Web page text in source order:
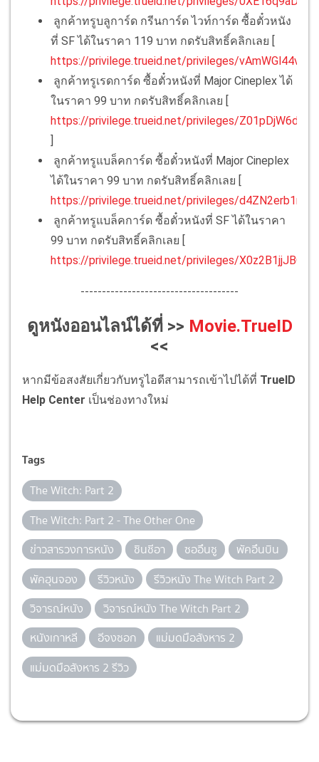
ลูกค้าทรูบลูการ์ด กรีนการ์ด ไวท์การ์ด ซื้อตั๋วหนัง
ที่ SF ได้ในราคา 119 บาท กดรับสิทธิ์คลิกเลย [
https://privilege.trueid.net/privileges/
ลูกค้าทรูเรดการ์ด ซื้อตั๋วหนังที่ Major Cineplex ได้
ในราคา 99 บาท กดรับสิทธิ์คลิกเลย [
https://privilege.trueid.net/privileges/
ลูกค้าทรูแบล็คการ์ด ซื้อตั๋วหนังที่ Major Cineplex
ได้ในราคา 99 บาท กดรับสิทธิ์คลิกเลย [
https://privilege.trueid.net/privileges/d4ZN2erb1mG4
ลูกค้าทรูแบล็คการ์ด ซื้อตั๋วหนังที่ SF ได้ในราคา
99 บาท กดรับสิทธิ์คลิกเลย [
https://privilege.trueid.net/privileges/X0z2B1jjJBQ0
-------------------------------------
ดูหนังออนไลน์ได้ที่ >> Movie.TrueID
<<
หากมีข้อสงสัยเกี่ยวกับทรูไอดีสามารถเข้าไปได้ที่ TrueID
Help Center เป็นช่องทางใหม่
Tags
The Witch: Part 2
The Witch: Part 2 - The Other One
ข่าวสารวงการหนัง
ชินชีอา ซออึนซู
พัคอึนบิน
พัคฮุนจอง
รีวิวหนัง
รีวิวหนัง The Witch Part 2
วิจารณ์หนัง
วิจารณ์หนัง The Witch Part 2
หนังเกาหลี
อีจงซอก
แม่มดมือสังหาร 2
แม่มดมือสังหาร 2 รีวิว